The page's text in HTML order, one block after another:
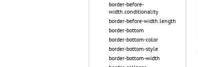
border-before-
width.conditionality
border-before-width.length
border-bottom
border-bottom-color
border-bottom-style
border-bottom-width